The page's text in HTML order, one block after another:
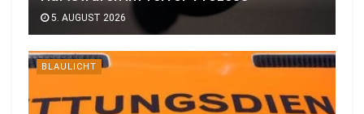
5. AUGUST 2026
BLAULICHT